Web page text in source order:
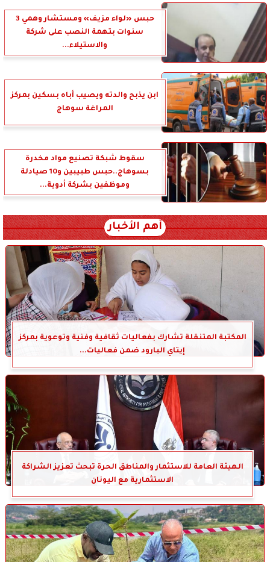
حبس «لواء مزيف» ومستشار وهمي 3
سنوات بتهمة النصب على شركة
والاستيلاء...
ابن يذبح والدته ويصيب أباه بسكين بمركز
المراغة سوهاج
سقوط شبكة تصنيع مواد مخدرة
بسوهاج..حبس طبيبين و10 صيادلة
وموظفين بشركة أدوية...
أهم الأخبار
المكتبة المتنقلة تشارك بفعاليات ثقافية وفنية وتوعوية بمركز
إيتاي البارود ضمن فعاليات...
الهيئة العامة للاستثمار والمناطق الحرة تبحث تعزيز الشراكة
الاستثمارية مع اليونان